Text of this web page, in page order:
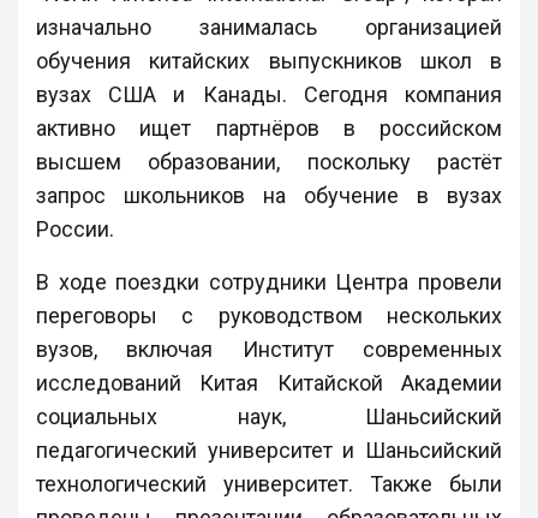
изначально занималась организацией
обучения китайских выпускников школ в
вузах США и Канады. Сегодня компания
активно ищет партнёров в российском
высшем образовании, поскольку растёт
запрос школьников на обучение в вузах
России.
В ходе поездки сотрудники Центра провели
переговоры с руководством нескольких
вузов, включая Институт современных
исследований Китая Китайской Академии
социальных наук, Шаньсийский
педагогический университет и Шаньсийский
технологический университет. Также были